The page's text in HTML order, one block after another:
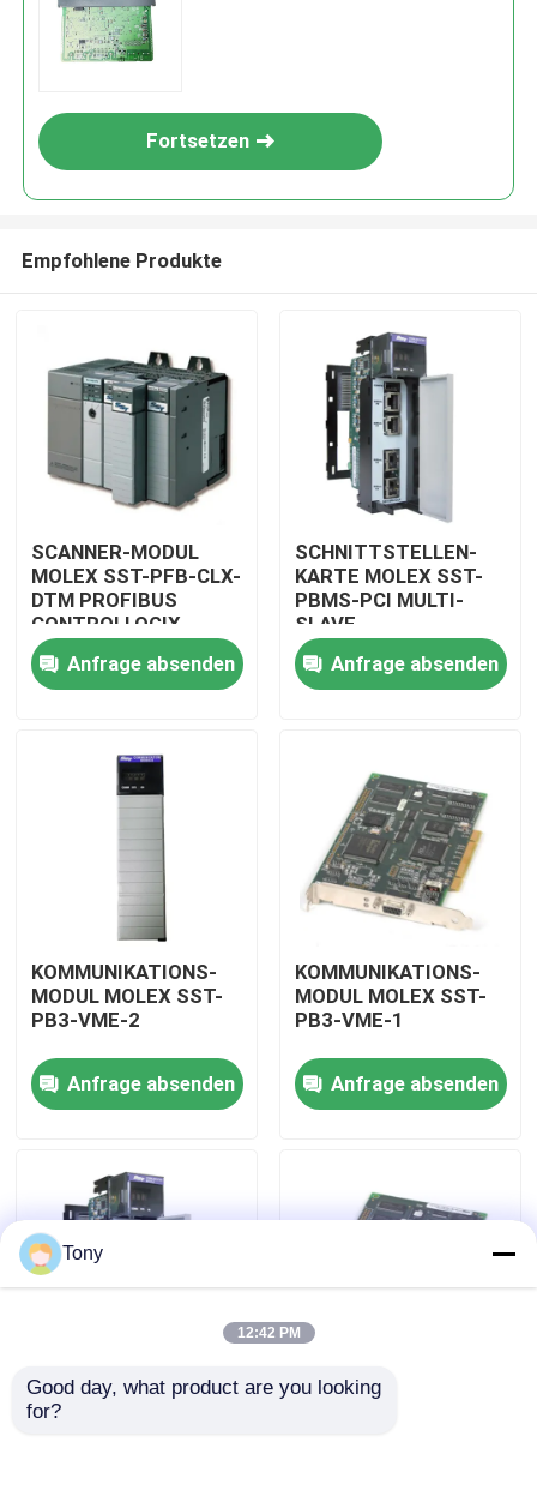
Produkte
Über uns
Werksbesichtigung
Qualitätskontrolle
Kontakt mit uns
Bitte um ein Angebot
Allein Bradley PLC-Module
Fortsetzen
Empfohlene Produkte
SCANNER-MODUL
MOLEX SST-PFB-CLX-
DTM PROFIBUS
CONTROLLOGIX
Anfrage absenden
SCHNITTSTELLEN-
KARTE MOLEX SST-
PBMS-PCI MULTI-
SLAVE
Anfrage absenden
KOMMUNIKATIONS-
MODUL MOLEX SST-
PB3-VME-2
Anfrage absenden
KOMMUNIKATIONS-
MODUL MOLEX SST-
PB3-VME-1
Anfrage absenden
SCHNITTSTELLEN-
PCI-KARTE MOLEX
Tony
12:42 PM
Good day, what product are you looking
for?